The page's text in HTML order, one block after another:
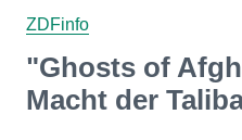
ZDFinfo
"Ghosts of
Macht der